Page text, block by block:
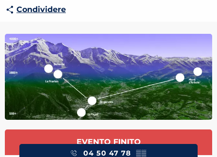
Condividere
Orari e contattiEVENTO FINITO
04 50 47 78 ▒▒